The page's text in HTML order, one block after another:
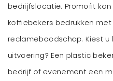
bedrijfslocatie. Promofit
koffiebekers bedrukken
reclameboodschap. Kiest
uitvoering? Een plastic
bedrijf of evenement een